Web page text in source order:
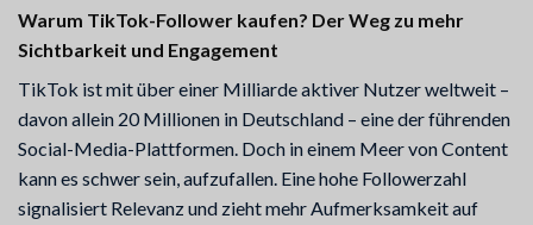
Warum TikTok-Follower kaufen? Der Weg zu mehr
Sichtbarkeit und Engagement
TikTok ist mit über einer Milliarde aktiver Nutzer weltweit –
davon allein 20 Millionen in Deutschland – eine der führenden
Social-Media-Plattformen. Doch in einem Meer von Content
kann es schwer sein, aufzufallen. Eine hohe Followerzahl
signalisiert Relevanz und zieht mehr Aufmerksamkeit auf